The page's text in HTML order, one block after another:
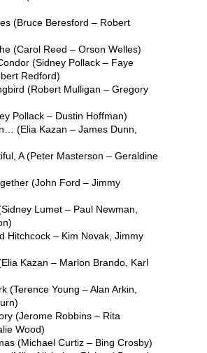
(Bruce Beresford – Robert
(Carol Reed – Orson Welles)
(Sidney Pollack – Faye
Redford)
(Robert Mulligan – Gregory
Pollack – Dustin Hoffman)
(Elia Kazan – James Dunn,
A (Peter Masterson – Geraldine
(John Ford – Jimmy
Lumet – Paul Newman,
Hitchcock – Kim Novak, Jimmy
Kazan – Marlon Brando, Karl
(Terence Young – Alan Arkin,
(Jerome Robbins – Rita
Wood)
(Michael Curtiz – Bing Crosby)